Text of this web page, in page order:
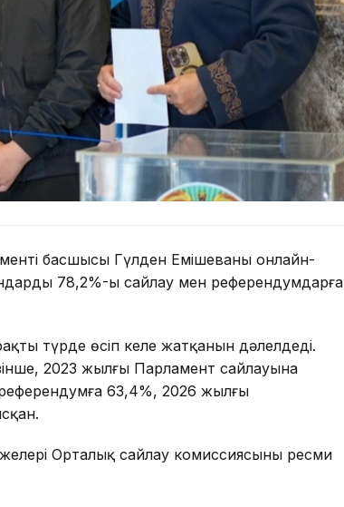
басшысы Гүлден Емішеваның онлайн-
78,2%-ы сайлау мен референдумдарға
түрде өсіп келе жатқанын дәлелдеді.
2023 жылғы Парламент сайлауына
63,4%, 2026 жылғы
Орталық сайлау комиссиясының ресми